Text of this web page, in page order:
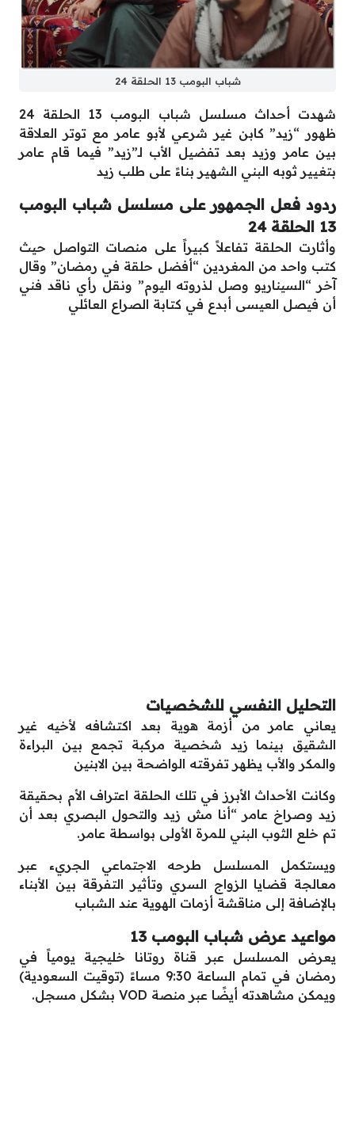
شباب البومب 13 الحلقة 24
شهدت أحداث مسلسل شباب البومب 13 الحلقة 24
ظهور “زيد” كابن غير شرعي لأبو عامر مع توتر العلاقة
بين عامر وزيد بعد تفضيل الأب لـ”زيد” فيما قام عامر
بتغيير ثوبه البني الشهير بناءً على طلب زيد
ردود فعل الجمهور على مسلسل شباب البومب
13 الحلقة 24
وأثارت الحلقة تفاعلاً كبيراً على منصات التواصل حيث
كتب واحد من المغردين “أفضل حلقة في رمضان” وقال
آخر “السيناريو وصل لذروته اليوم” ونقل رأي ناقد فني
أن فيصل العيسى أبدع في كتابة الصراع العائلي
التحليل النفسي للشخصيات
يعاني عامر من أزمة هوية بعد اكتشافه لأخيه غير
الشقيق بينما زيد شخصية مركبة تجمع بين البراءة
والمكر والأب يظهر تفرقته الواضحة بين الابنين
وكانت الأحداث الأبرز في تلك الحلقة اعتراف الأم بحقيقة
زيد وصراخ عامر “أنا مش زيد والتحول البصري بعد أن
تم خلع الثوب البني للمرة الأولى بواسطة عامر.
ويستكمل المسلسل طرحه الاجتماعي الجريء عبر
معالجة قضايا الزواج السري وتأثير التفرقة بين الأبناء
بالإضافة إلى مناقشة أزمات الهوية عند الشباب
مواعيد عرض شباب البومب 13
يعرض المسلسل عبر قناة روتانا خليجية يومياً في
رمضان في تمام الساعة 9:30 مساءً (توقيت السعودية)
ويمكن مشاهدته أيضًا عبر منصة VOD بشكل مسجل.